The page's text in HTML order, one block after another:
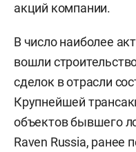
акций компании.
В число наиболее
вошли
сделок в отрасли
Крупнейшей
объектов бывшего
Raven Russia, ранее